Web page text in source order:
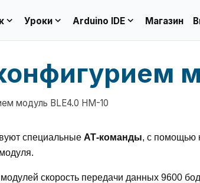
expand_more Урокиexpand_more Arduino IDEexpand_more Магазин
модуль BLE4.0 HM-10
специальные АТ-команды, с помощью
скорость передачи данных 9600 бод